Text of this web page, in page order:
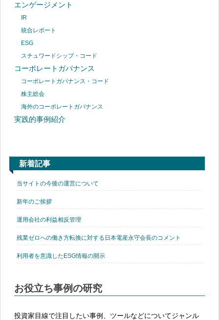
エンゲージメント
IR
統合レポート
ESG
スチュワードシップ・コード
コーポレートガバナンス
コーポレートガバナンス・コード
株主総会
海外のコーポレートガバナンス
実践的事例紹介
新着記事
当サイトの今後の運営について
新年のご挨拶
運用会社の利益相反管理
残業ゼロへの働き方転換に対する日本電産永守会長のコメント
利用者を意識したESG情報の開示
お役立ち事例の研究
投資家目線で注目したい事例、ツールなどについてジャンル